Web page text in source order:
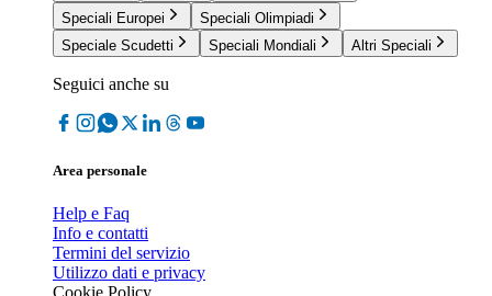
Speciali Europei
Speciali Olimpiadi
Speciale Scudetti
Speciali Mondiali Altri Speciali
Seguici anche su
Area personale
Help e Faq
Info e contatti
Termini del servizio
Utilizzo dati e privacy